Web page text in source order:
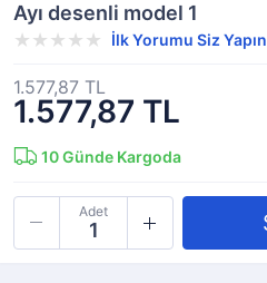
Ayı desenli model 1
İlk Yorumu Siz Yapın
1.577,87 TL
1.577,87 TL
10Günde Kargoda
Adet